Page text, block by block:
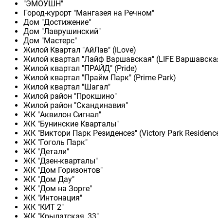
"ЭМОУШН"
Город-курорт "Мангазея на Речном"
Дом "Достижение"
Дом "Лаврушинский"
Дом "Мастерс"
Жилой Квартал "АйЛав" (iLove)
Жилой квартал "Лайф Варшавская" (LIFE
Жилой квартал "ПРАЙД" (Pride)
Жилой квартал "Прайм Парк" (Prime Park)
Жилой квартал "Шагал"
Жилой район "Прокшино"
Жилой район "Скандинавия"
ЖК "Аквилон Сигнал"
ЖК "Бунинские Кварталы"
ЖК "Виктори Парк Резиденсез" (Victory Park
ЖК "Гоголь Парк"
ЖК "Детали"
ЖК "Дзен-кварталы"
ЖК "Дом Горизонтов"
ЖК "Дом Дау"
ЖК "Дом на Зорге"
ЖК "Интонация"
ЖК "КИТ 2"